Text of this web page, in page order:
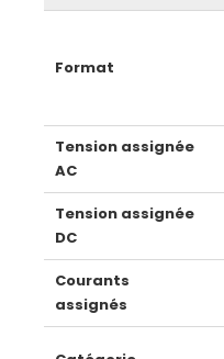
Format
Tension assignée
AC
Tension assignée
DC
Courants
assignés